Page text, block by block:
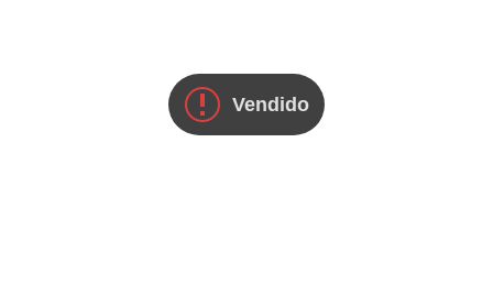
Vendido